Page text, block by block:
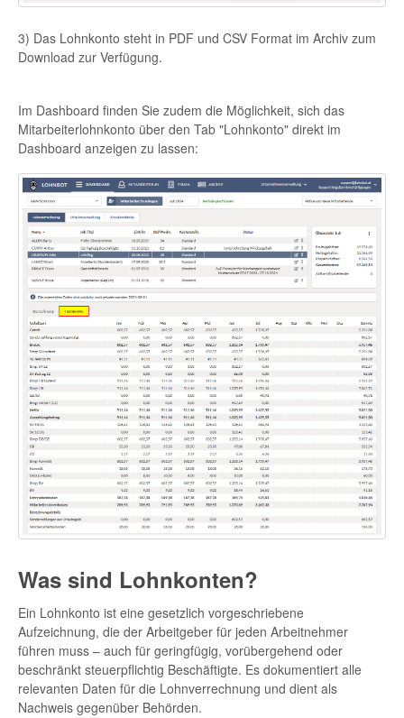
3) Das Lohnkonto steht in PDF und CSV Format im Archiv zum
Download zur Verfügung.
Im Dashboard finden Sie zudem die Möglichkeit, sich das
Mitarbeiterlohnkonto über den Tab "Lohnkonto" direkt im
Dashboard anzeigen zu lassen:
Was sind Lohnkonten?
Ein Lohnkonto ist eine gesetzlich vorgeschriebene
Aufzeichnung, die der Arbeitgeber für jeden Arbeitnehmer
führen muss – auch für geringfügig, vorübergehend oder
beschränkt steuerpflichtig Beschäftigte. Es dokumentiert alle
relevanten Daten für die Lohnverrechnung und dient als
Nachweis gegenüber Behörden.